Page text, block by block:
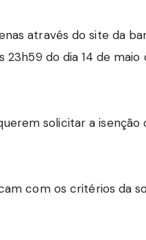
através do site da
23h59 do dia 14 de maio
solicitar a
com os critérios da